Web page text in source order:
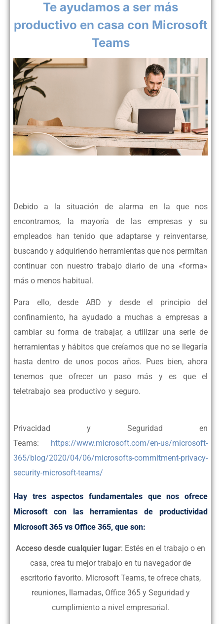
Te ayudamos a ser más
productivo en casa con Microsoft
Teams
Debido a la situación de alarma en la que nos
encontramos, la mayoría de las empresas y su
empleados han tenido que adaptarse y reinventarse,
buscando y adquiriendo herramientas que nos permitan
continuar con nuestro trabajodiario de una «forma»
más o menos habitual.
Para ello, desde ABD y desde el principio del
confinamiento, ha ayudado a muchas a empresas a
cambiar su forma de trabajar, a utilizar una serie de
herramientas y hábitos que creíamos que no se llegaría
hasta dentro de unos pocos años.
Pues bien, ahora
tenemos que ofrecer un paso más y es que el
teletrabajo sea productivo y seguro.
Privacidad y Seguridad en
Teams: https://www.microsoft.com/en-us/microsoft-
365/blog/2020/04/06/microsofts-commitment-privacy-
security-microsoft-teams/
Hay tres aspectos fundamentales que nos ofrece
Microsoft con las herramientas de productividad
Microsoft 365 vs Office 365, que son:
Acceso desde cualquier lugar: Estés en el trabajo o en
casa, crea tu mejor trabajo en tu navegador de
escritorio favorito. Microsoft Teams, te ofrece chats,
reuniones, llamadas, Office 365 y Seguridad y
cumplimiento a nivel empresarial.